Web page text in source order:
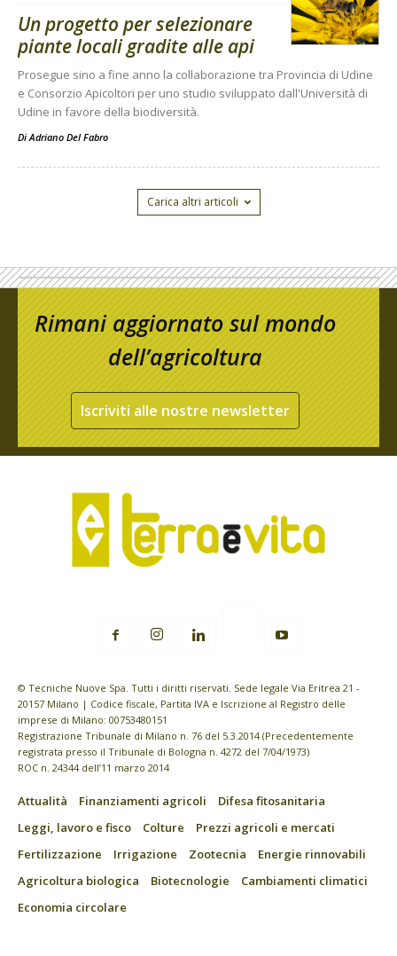
Un progetto per selezionare
piante locali gradite alle api
Prosegue sino a fine anno la collaborazione tra Provincia di Udine
e Consorzio Apicoltori per uno studio sviluppato dall'Università di
Udine in favore della biodiversità.
DiAdriano Del Fabro
Carica altri articoli
Rimani aggiornato sul mondo
dell’agricoltura
Iscriviti alle nostre newsletter
© Tecniche Nuove Spa. Tutti i diritti riservati. Sede legale Via Eritrea 21 -
20157 Milano | Codice fiscale, Partita IVA e Iscrizione al Registro delle
imprese di Milano: 00753480151
Registrazione Tribunale di Milano n. 76 del 5.3.2014 (Precedentemente
registrata presso il Tribunale di Bologna n. 4272 del 7/04/1973)
ROC n. 24344 dell’11 marzo 2014
Attualità Finanziamenti agricoli
Difesa fitosanitaria
Leggi, lavoro e fisco
Colture
Prezzi agricoli e mercati
Fertilizzazione
Irrigazione Zootecnia
Energie rinnovabili
Agricoltura biologica
Biotecnologie
Cambiamenti climatici
Economia circolare